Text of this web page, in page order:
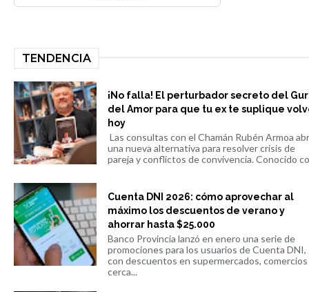
TENDENCIA
¡No falla! El perturbador secreto del
del Amor para que tu ex te suplique
hoy
Las consultas con el Chamán Rubén Armoa
una nueva alternativa para resolver crisis de
pareja y conflictos de convivencia. Conocido
Cuenta DNI 2026: cómo aprovechar al
máximo los descuentos de verano y
ahorrar hasta $25.000
Banco Provincia lanzó en enero una serie de
promociones para los usuarios de Cuenta DNI,
con descuentos en supermercados,
cerca...